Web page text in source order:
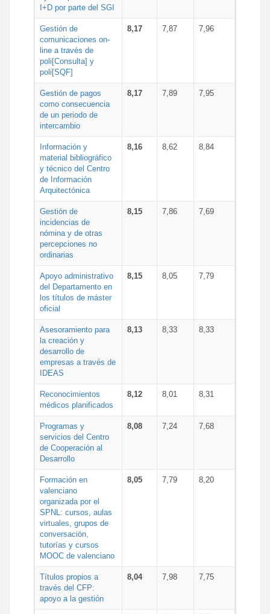
I+D por parte del SGI
Gestión de
comunicaciones on-
line a través de
poli[Consulta] y
poli[SQF]
8,17 7,87 7,96
Gestión de pagos
como consecuencia
de un periodo de
intercambio
8,17 7,89 7,95
Información y
material bibliográfico
y técnico del Centro
de Información
Arquitectónica
8,16 8,62 8,84
Gestión de
incidencias de
nómina y de otras
percepciones no
ordinarias
8,15 7,86 7,69
Apoyo administrativo
del Departamento en
los títulos de máster
oficial
8,15 8,05 7,79
Asesoramiento para
la creación y
desarrollo de
empresas a través de
IDEAS
8,13 8,33 8,33
Reconocimientos
médicos planificados
8,12 8,01 8,31
Programas y
servicios del Centro
de Cooperación al
Desarrollo
8,08 7,24 7,68
Formación en
valenciano
organizada por el
SPNL: cursos, aulas
virtuales, grupos de
conversación,
tutorías y cursos
MOOC de valenciano
8,05 7,79 8,20
Títulos propios a
través del CFP:
apoyo a la gestión
8,04 7,98 7,75